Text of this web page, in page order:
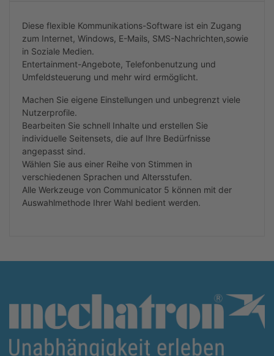
Diese flexible Kommunikations-Software ist ein Zugang
zum Internet, Windows, E-Mails, SMS-Nachrichten,sowie
in Soziale Medien.
Entertainment-Angebote, Telefonbenutzung und
Umfeldsteuerung und mehr wird ermöglicht.
Machen Sie eigene Einstellungen und unbegrenzt viele
Nutzerprofile.
Bearbeiten Sie schnell Inhalte und erstellen Sie
individuelle Seitensets, die auf Ihre Bedürfnisse
angepasst sind.
Wählen Sie aus einer Reihe von Stimmen in
verschiedenen Sprachen und Altersstufen.
Alle Werkzeuge von Communicator 5 können mit der
Auswahlmethode Ihrer Wahl bedient werden.